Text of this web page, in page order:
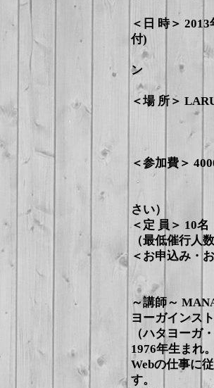
＜日 時＞
付)
11：30
ン
13：00
＜場 所＞
東京都渋
TEL／
http://
＜参加費＞
カラダに
さい）
＜定 員＞ 10名
（最低催行人
＜お申込み・
～講師～
ヨーガインス
（ハタヨーガ
1976年生まれ
Webの仕事に
す。